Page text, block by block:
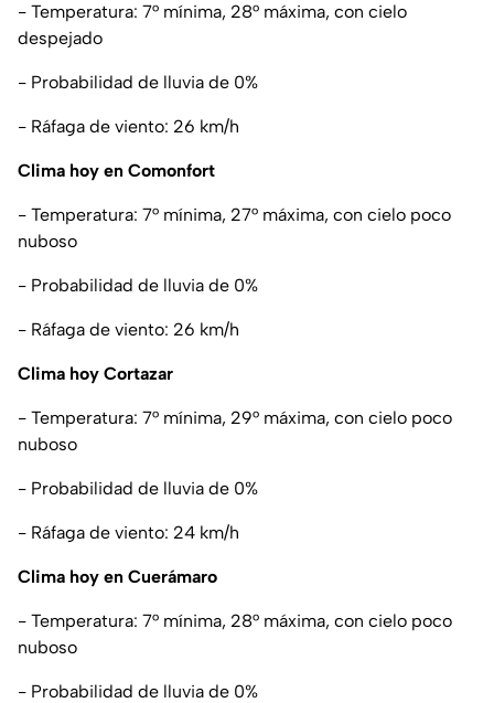
- Temperatura: 7° mínima, 28° máxima, con cielo
despejado
- Probabilidad de lluvia de 0%
- Ráfaga de viento: 26 km/h
Clima hoy en Comonfort
- Temperatura: 7° mínima, 27° máxima, con cielo poco
nuboso
- Probabilidad de lluvia de 0%
- Ráfaga de viento: 26 km/h
Clima hoy Cortazar
- Temperatura: 7° mínima, 29° máxima, con cielo poco
nuboso
- Probabilidad de lluvia de 0%
- Ráfaga de viento: 24 km/h
Clima hoy en Cuerámaro
- Temperatura: 7° mínima, 28° máxima, con cielo poco
nuboso
- Probabilidad de lluvia de 0%